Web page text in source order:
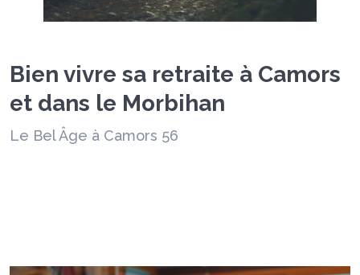
Bien vivre sa retraite à Camors
et dans le Morbihan
Le Bel Âge à Camors 56